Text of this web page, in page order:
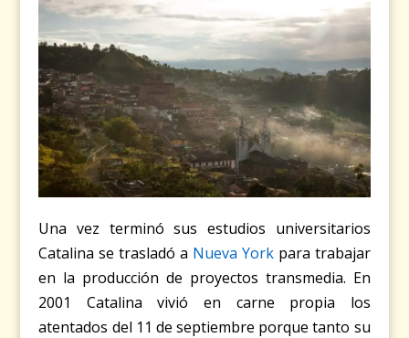
Una vez terminó sus estudios universitarios
Catalina se trasladó a Nueva Yorkpara trabajar
en la producción de proyectos transmedia. En
2001 Catalina vivió en carne propia los
atentados del 11 de septiembre porque tanto su